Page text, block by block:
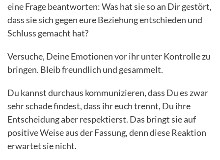
eine Frage beantworten: Was hat sie so an Dir gestört,
dass sie sich gegen eure Beziehung entschieden und
Schluss gemacht hat?
Versuche, Deine Emotionen vor ihr unter Kontrolle zu
bringen. Bleib freundlich und gesammelt.
Du kannst durchaus kommunizieren, dass Du es zwar
sehr schade findest, dass ihr euch trennt, Du ihre
Entscheidung aber respektierst. Das bringt sie auf
positive Weise aus der Fassung, denn diese Reaktion
erwartet sie nicht.